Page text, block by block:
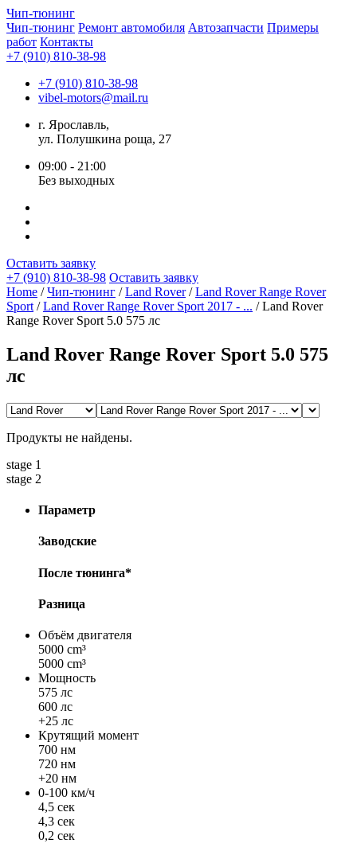
Чип-тюнинг
Чип-тюнинг Ремонт автомобиля Автозапчасти Примеры
работ Контакты
+7 (910) 810-38-98
+7 (910) 810-38-98
vibel-motors@mail.ru
г. Ярославль,
ул. Полушкина роща, 27
09:00 - 21:00
Без выходных
Оставить заявку
+7 (910) 810-38-98 Оставить заявку
Home /Чип-тюнинг /Land Rover/Land Rover Range Rover
Sport /Land Rover Range Rover Sport 2017 - ... / Land Rover
Range Rover Sport 5.0 575 лс
Land Rover Range Rover Sport 5.0 575
лс
Продукты не найдены.
stage 1
stage 2
Параметр
Заводские
После тюнинга*
Разница
Объём двигателя
5000 cm³
5000 cm³
Мощность
575 лс
600 лс
+25 лс
Крутящий момент
700 нм
720 нм
+20 нм
0-100 км/ч
4,5 сек
4,3 сек
0,2 сек